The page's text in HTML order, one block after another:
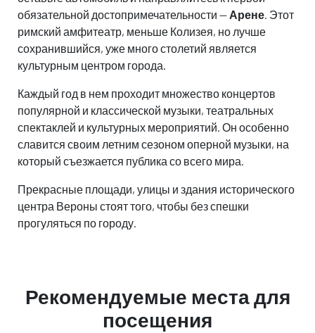
обязательной достопримечательности — Арене. Этот
римский амфитеатр, меньше Колизея, но лучше
сохранившийся, уже много столетий является
культурным центром города.
Каждый год в нем проходит множество концертов
популярной и классической музыки, театральных
спектаклей и культурных мероприятий. Он особенно
славится своим летним сезоном оперной музыки, на
который съезжается публика со всего мира.
Прекрасные площади, улицы и здания исторического
центра Вероны стоят того, чтобы без спешки
прогуляться по городу.
Рекомендуемые места для
посещения